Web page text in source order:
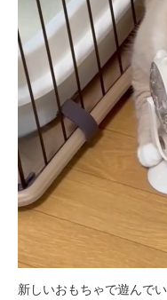
新しいおもちゃで遊んで